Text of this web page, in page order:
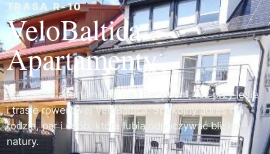
TRASA R-10
VeloBaltica
Apartamenty
Trzy jasne apartamenty nad Bałtykiem, tuż przy lesie
i trasie rowerowej VeloBaltica. Spokojny adres dla
rodzin, par i osób, które lubią odpoczywać blisko
natury.